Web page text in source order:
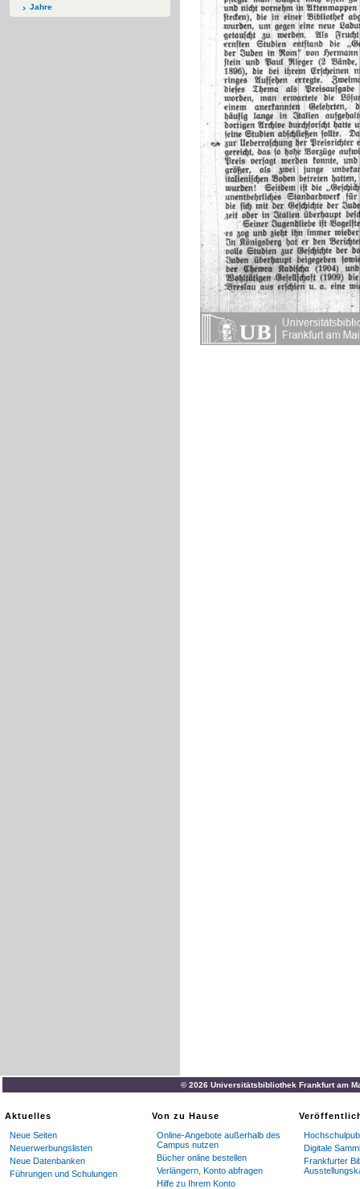
Jahre
© 2026 Universitätsbibliothek Frankfurt am
Aktuelles
Neue Seiten
Neuerwerbungslisten
Neue Datenbanken
Führungen und Schulungen
Von zu Hause
Online-Angebote außerhalb des
Campus nutzen
Bücher online bestellen
Verlängern, Konto abfragen
Hilfe zu Ihrem Konto
Digitale
Frankfurter